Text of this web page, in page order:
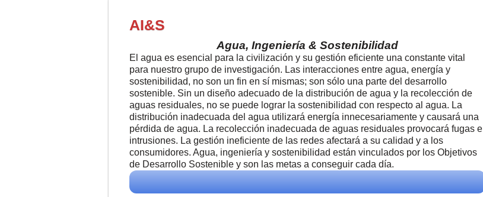
AI&S
Agua, Ingeniería & Sostenibilidad
El agua es esencial para la civilización y su gestión eficiente una constante vital
para nuestro grupo de investigación. Las interacciones entre agua, energía y
sostenibilidad, no son un fin en sí mismas; son sólo una parte del desarrollo
sostenible. Sin un diseño adecuado de la distribución de agua y la recolección de
aguas residuales, no se puede lograr la sostenibilidad con respecto al agua. La
distribución inadecuada del agua utilizará energía innecesariamente y causará una
pérdida de agua. La recolección inadecuada de aguas residuales provocará fugas e
intrusiones. La gestión ineficiente de las redes afectará a su calidad y a los
consumidores. Agua, ingeniería y sostenibilidad están vinculados por los Objetivos
de Desarrollo Sostenible y son las metas a conseguir cada día.